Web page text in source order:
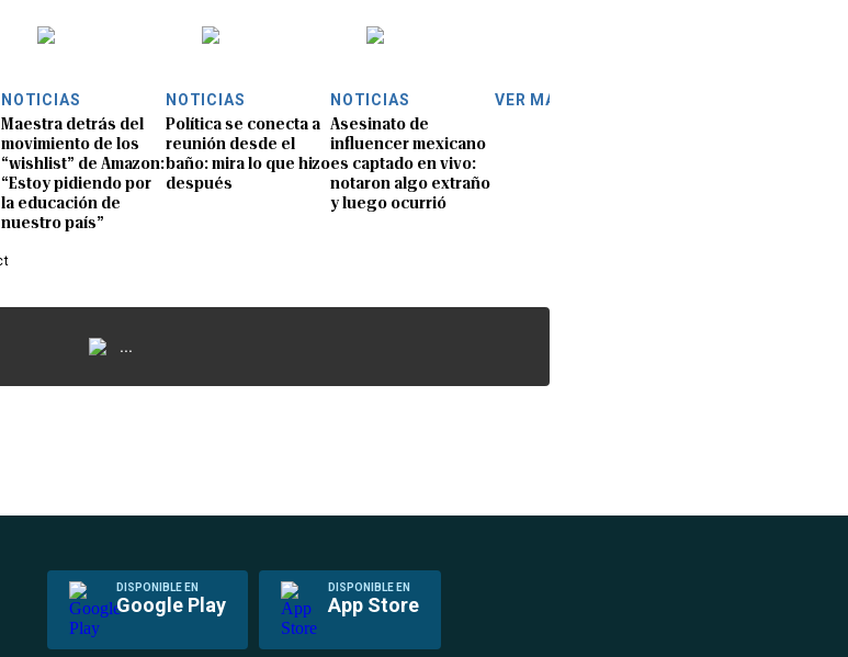
NOTICIAS
Maestra detrás del
movimiento de los
“wishlist” de Amazon:
“Estoy pidiendo por
la educación de
nuestro país”
NOTICIAS
Política se conecta a
reunión desde el
baño: mira lo que hizo
después
NOTICIAS
Asesinato de
influencer mexicano
es captado en vivo:
notaron algo extraño
y luego ocurrió
VER MÁS
...
DISPONIBLE EN
Google Play
DISPONIBLE EN
App Store